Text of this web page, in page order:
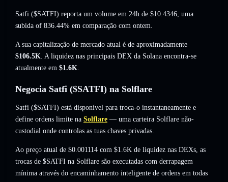
Satfi ($SATFI) reporta um volume em 24h de $10.4346, uma
subida of 836.44% em comparação com ontem.
A sua capitalização de mercado atual é de aproximadamente
$106.5K. A liquidez nas principais DEX da Solana encontra-se
atualmente em $1.6K.
Negocia Satfi ($SATFI) na Solflare
Satfi ($SATFI) está disponível para troca-o instantaneamente e
define ordens limite na Solflare — uma carteira Solflare não-
custodial onde controlas as tuas chaves privadas.
Ao preço atual de $0.001114 com $1.6K de liquidez nas DEXs, as
trocas de $SATFI na Solflare são executadas com derrapagem
mínima através do encaminhamento inteligente de ordens em todas